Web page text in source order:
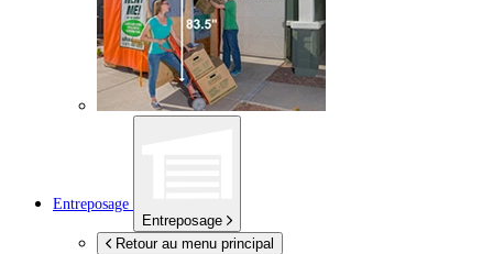
Entreposage
Entreposage
Retour au menu principal